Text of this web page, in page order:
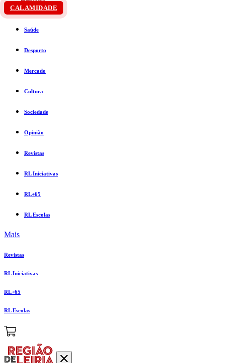
CALAMIDADE
Saúde
Desporto
Mercado
Cultura
Sociedade
Opinião
Revistas
RL Iniciativas
RL+65
RL Escolas
Mais
Revistas
RL Iniciativas
RL+65
RL Escolas